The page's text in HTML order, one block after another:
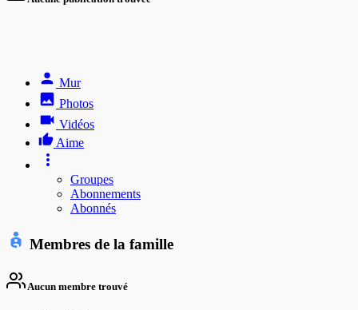
Mur
Photos
Vidéos
Aime
Groupes
Abonnements
Abonnés
Membres de la famille
Aucun membre trouvé